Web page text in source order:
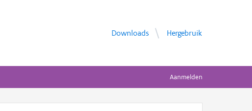
Downloads Hergebruik
Aanmelden